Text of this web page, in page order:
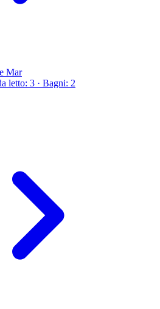
Mar
letto: 3 · Bagni: 2